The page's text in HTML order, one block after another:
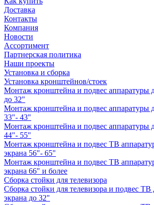
Доставка
Контакты
Компания
Новости
Ассортимент
Партнерская политика
Наши проекты
Установка и сборка
Установка кронштейнов/стоек
Монтаж кронштейна и подвес аппаратуры
до 32"
Монтаж кронштейна и подвес аппаратуры
33"- 43"
Монтаж кронштейна и подвес аппаратуры
44"- 55"
Монтаж кронштейна и подвес ТВ
экрана 56"- 65"
Монтаж кронштейна и подвес ТВ
экрана 66" и более
Сборка стойки для телевизора
Сборка стойки для телевизора и подвес ТВ
экрана до 32"